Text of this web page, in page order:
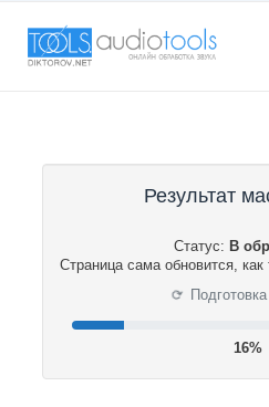
Результат
Статус: В
Страница сама обновится, как
⟳
17%